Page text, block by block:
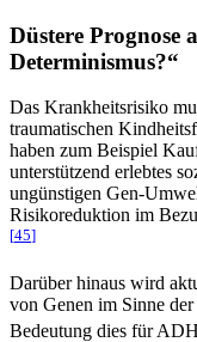
Düstere Prognose
Determinismus?“
Das Krankheitsrisiko
traumatischen
haben zum Beispiel
unterstützend erlebtes
ungünstigen Gen-
Risikoreduktion im
[45]
Darüber hinaus wird
von Genen im Sinne
Bedeutung dies für